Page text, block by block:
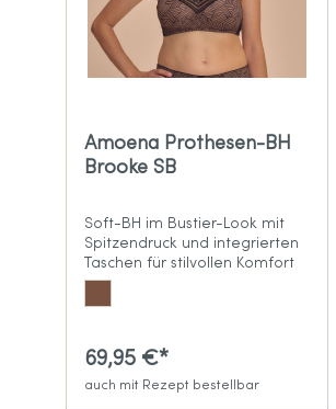
Amoena Prothesen-BH
Brooke SB
Soft-BH im Bustier-Look mit
Spitzendruck und integrierten
Taschen für stilvollen Komfort
69,95 €*
auch mit Rezept bestellbar